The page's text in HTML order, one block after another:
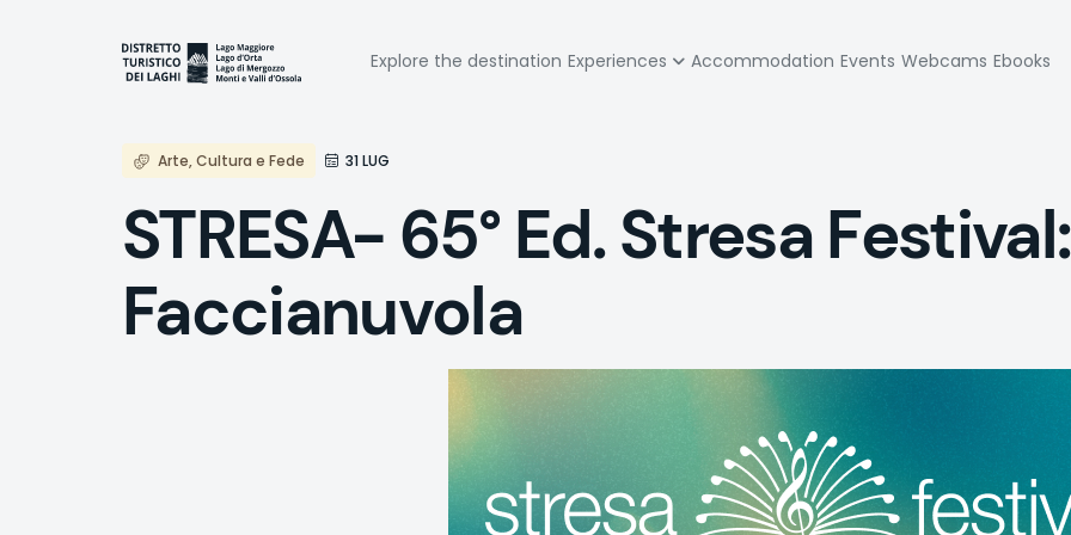
Navigazione
principale
Explore the destination Experiences Accommodation Events Webcams Ebooks
Arte, Cultura e Fede 31 LUG
STRESA- 65° Ed. Stresa Festival:
Faccianuvola